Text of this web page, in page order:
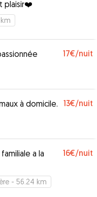
plaisir❤️
17€/nuit
à domicile. 13€/nuit
a la
16€/nuit
- 56.24 km